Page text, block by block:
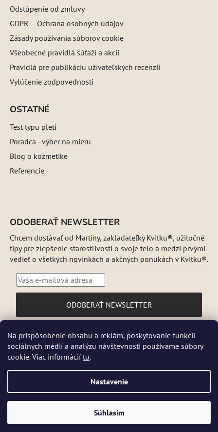
Na prispôsobenie obsahu a reklám, poskytovanie funkcií
sociálnych médií a analýzu návštevnosti používame súbory
cookie. Viac informácií tu.
Nastavenie
Súhlasím
DŇA 5 a 6 AUGUSTA NEBUDEME ODOSIELAŤ ŽIADNE ZÁSIELKY. ☀️
Letná prevádzka: Počas horúcich dní chránime kvalitu našich výrobkov,
Niektoré produkty sú počas leta dočasne nedostupné, pretože by sa
mohli pri preprave poškodiť. 📦 Prosíme, zásielku si vyzdvihnite čo
najskôr a nevoľte vonkajšie boxy vystavené slnku. Reklamácie
poškodenia teplom po doručení nebude možné uznať. Ďakujeme za
Odstúpenie od zmluvy
GDPR – Ochrana osobných údajov
Zásady používania súborov cookie
Všeobecné pravidlá súťaží a akcií
Pravidlá pre publikáciu užívateľských recenzií
Vylúčenie zodpovednosti
OSTATNÉ
Test typu pleti
Poradca - výber na mieru
Blog o kozmetike
Referencie
ODOBERAŤ NEWSLETTER
Chcem dostávať od Martiny, zakladateľky Kvitku®, užitočné
tipy pre zlepšenie starostlivosti o svoje telo a medzi prvými
vedieť o všetkých novinkách a akčných ponukách v Kvitku®.
PRIHLÁSIŤ
SA
ODOBERAŤ NEWSLETTER
podmienkami ochrany osobných údajov
Vytvoril Shoptet
. Všetky práva vyhradené.
nastavenie cookies